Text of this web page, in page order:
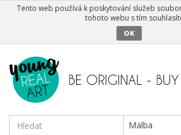
Tento web používá k poskytování služeb
tohoto webu s tím
OK
Malba